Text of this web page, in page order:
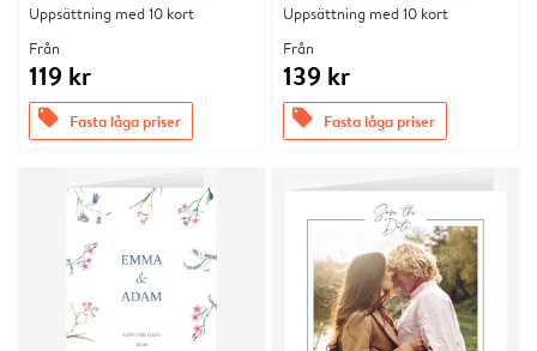
Uppsättning med 10 kort
Från
119 kr
offers Fasta låga priser
Uppsättning med 10 kort
Från
139 kr
offers Fasta låga priser